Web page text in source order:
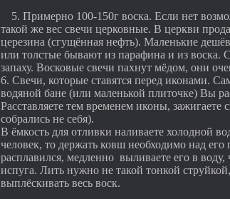
5. Примерно 100-150г воска. Если нет
такой же вес свечи церковные. В церкви
церезина (сгущённая нефть). Маленькие
или толстые бывают из парафина и из
запаху. Восковые свечи пахнут мёдом, они
6. Свечи, которые ставятся перед иконами.
водяной бане (или маленькой плиточке) Вы
Расставляете тем временем иконы, зажигаете
собрались не себя).
В ёмкость для отливки наливаете холодной
человек, то держать ковш необходимо над
расплавился, медленно выливаете его в
испуга. Лить нужно не такой тонкой
выплёскивать весь воск.